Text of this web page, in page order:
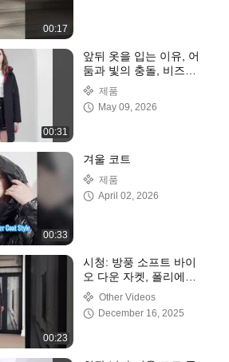
00:17
00:31
앞뒤 옷을 입는 이유, 어
둠과 빛의 충돌, 비즈니
스와 레저를 선택하는 이
유를 확인하세요
제품
May 09, 2026
00:33
겨울 코트
제품
April 02, 2026
00:23
시청: 방풍 소프트 바이
오 다운 자켓, 폴리에스
터 안감, 클래식 여성 코
트 쇼케이스
Other Videos
December 16, 2025